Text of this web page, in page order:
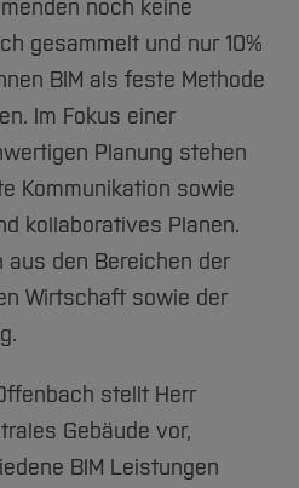
noch keine
gesammelt und nur 10%
BIM als feste Methode
Im Fokus einer
Planung stehen
Kommunikation sowie
kollaboratives Planen.
aus den Bereichen der
Wirtschaft sowie der
stellt Herr
Gebäude vor,
BIM Leistungen